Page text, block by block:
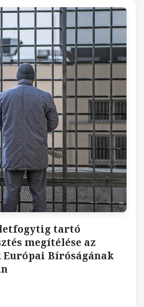
tartó
megítélése az
Európai Bíróságának